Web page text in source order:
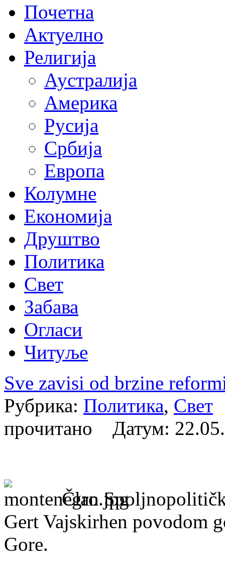
Почетна
Актуелно
Религија
Аустралија
Америка
Русија
Србија
Европа
Колумне
Економија
Друштво
Политика
Свет
Забава
Огласи
Читуље
Sve zavisi od brzine
Рубрика: Политика, Свет
прочитано Датум:
Član
Gert Vajskirhen povodom
Gore.